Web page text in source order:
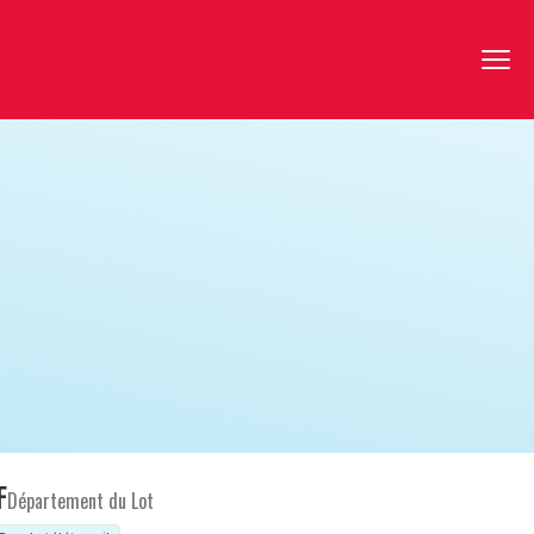
Département du Lot